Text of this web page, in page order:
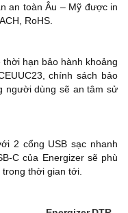
an toàn Âu – Mỹ được in
RoHS.
hạn bảo hành khoảng
chính sách bảo
người dùng sẽ an tâm sử
2 cổng USB sạc nhanh
C của Energizer sẽ phù
thời gian tới.